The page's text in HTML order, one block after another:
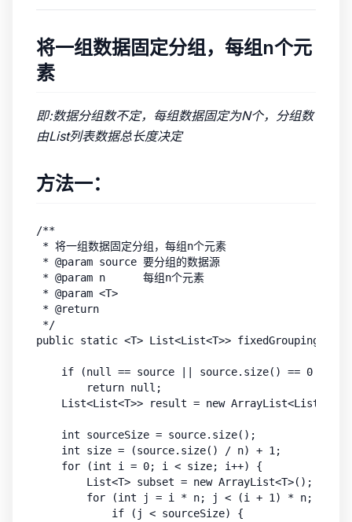
将一组数据固定分组，每组n个元
素
即:数据分组数不定，每组数据固定为N个，分组数
由List列表数据总长度决定
方法一：
/**
* 将一组数据固定分组，每组n个元素
* @param source 要分组的数据源
* @param n      每组n个元素
* @param <T>
* @return
*/
public static <T> List<List<T>>
if (null == source || source.size() == 0 || n
        return null;
List<List<T>> result = new
    int sourceSize = source.size();
    int size = (source.size() / n) + 1;
    for (int i = 0; i < size; i++) {
        List<T> subset = new ArrayList<T>();
for (int j = i * n; j < (i + 1) * n; j++)
            if (j < sourceSize) {